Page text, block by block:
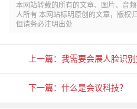
本网站转载的所有的文章、图片、音
人所有 本网站标明原创的文章，版权
但请务必注明出处
上一篇：我需要会展人脸识
全场景解决方案深度解析
下一篇：什么是会议科技？